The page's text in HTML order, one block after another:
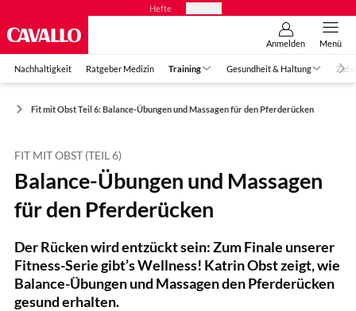
Hefte
Anmelden Menü
Nachhaltigkeit Ratgeber Medizin Training Gesundheit & Haltung
Fit mit Obst Teil 6: Balance-Übungen und Massagen für den Pferderücken
FIT MIT OBST (TEIL 6)
Balance-Übungen und Massagen
für den Pferderücken
Der Rücken wird entzückt sein: Zum Finale unserer
Fitness-Serie gibt’s Wellness! Katrin Obst zeigt, wie
Balance-Übungen und Massagen den Pferderücken
gesund erhalten.